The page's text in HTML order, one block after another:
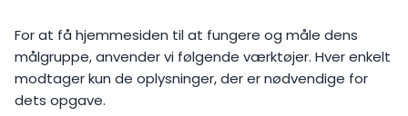
For at få hjemmesiden til at fungere og måle dens
målgruppe, anvender vi følgende værktøjer. Hver enkelt
modtager kun de oplysninger, der er nødvendige for
dets opgave.